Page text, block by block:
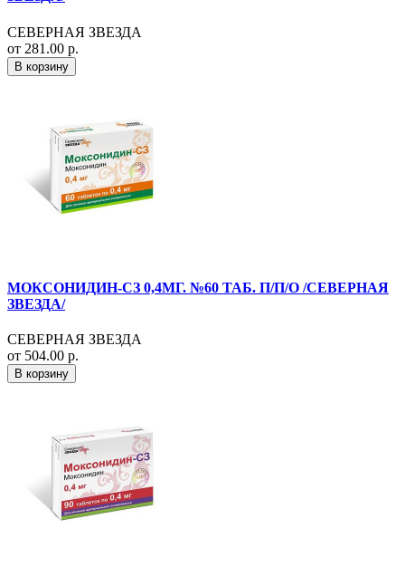
СЕВЕРНАЯ ЗВЕЗДА
от 281.00 р.
В корзину
МОКСОНИДИН-СЗ 0,4МГ. №60 ТАБ. П/П/О /СЕВЕРНАЯ
ЗВЕЗДА/
СЕВЕРНАЯ ЗВЕЗДА
от 504.00 р.
В корзину